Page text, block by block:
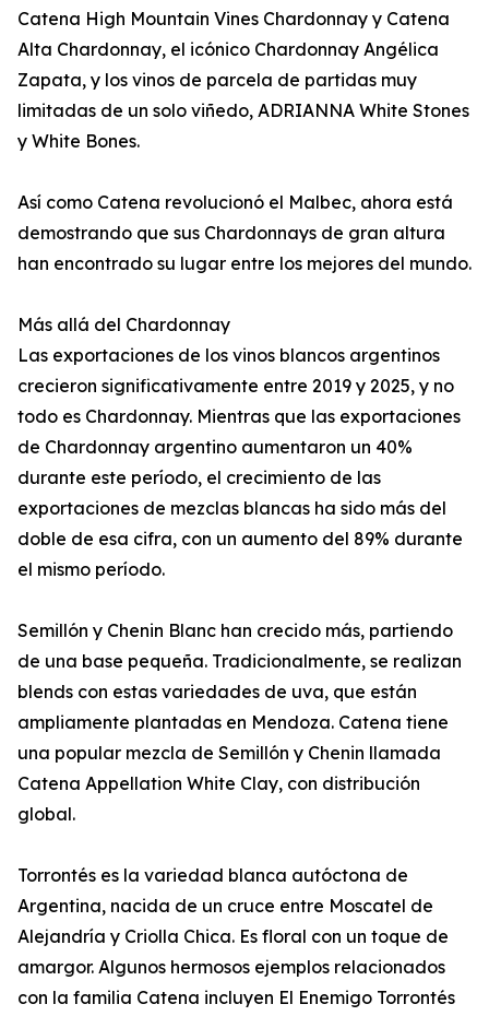
Catena High Mountain Vines Chardonnay y Catena
Alta Chardonnay, el icónico Chardonnay Angélica
Zapata, y los vinos de parcela de partidas muy
limitadas de un solo viñedo, ADRIANNA White Stones
y White Bones.
Así como Catena revolucionó el Malbec, ahora está
demostrando que sus Chardonnays de gran altura
han encontrado su lugar entre los mejores del mundo.
Más allá del Chardonnay
Las exportaciones de los vinos blancos argentinos
crecieron significativamente entre 2019 y 2025, y no
todo es Chardonnay. Mientras que las exportaciones
de Chardonnay argentino aumentaron un 40%
durante este período, el crecimiento de las
exportaciones de mezclas blancas ha sido más del
doble de esa cifra, con un aumento del 89% durante
el mismo período.
Semillón y Chenin Blanc han crecido más, partiendo
de una base pequeña. Tradicionalmente, se realizan
blends con estas variedades de uva, que están
ampliamente plantadas en Mendoza. Catena tiene
una popular mezcla de Semillón y Chenin llamada
Catena Appellation White Clay, con distribución
global.
Torrontés es la variedad blanca autóctona de
Argentina, nacida de un cruce entre Moscatel de
Alejandría y Criolla Chica. Es floral con un toque de
amargor. Algunos hermosos ejemplos relacionados
con la familia Catena incluyen El Enemigo Torrontés